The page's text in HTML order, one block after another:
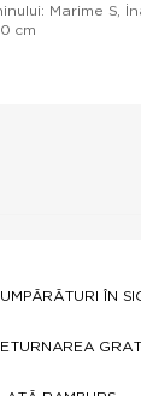
Marime S,
cm
ÎN